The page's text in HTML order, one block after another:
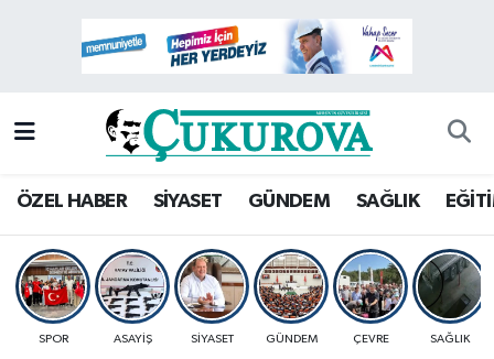
ÖZEL HABER SİYASET GÜNDEM SAĞLIK
SPOR ASAYİŞ SİYASET GÜNDEM ÇEVRE SAĞLIK
Mersin Hava Durumu
Mersin Namaz Vakitleri
Mersin Trafik Yoğunluk Haritası
Süper Lig Puan Durumu ve Fikstür